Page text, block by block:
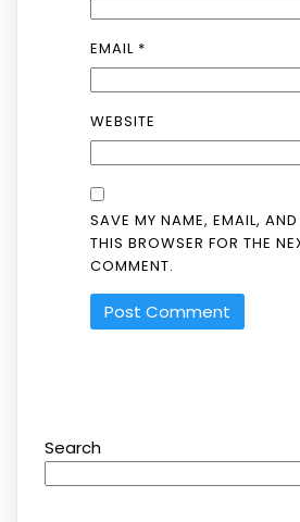
EMAIL *
WEBSITE
SAVE MY NAME, EMAIL,
THIS BROWSER FOR THE
COMMENT.
Search